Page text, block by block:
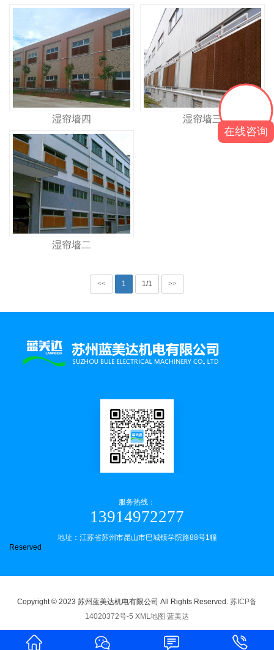
湿帘墙四 湿帘墙三
湿帘墙二
<< 1 1/1 >>
服务热线：
13914972277
地址：江苏省苏州市昆山市巴城镇学院路88号1幢
Reserved
Copyright © 2023 苏州蓝美达机电有限公司 All Rights Reserved. 苏ICP备
14020372号-5 XML地图 蓝美达
在线咨询